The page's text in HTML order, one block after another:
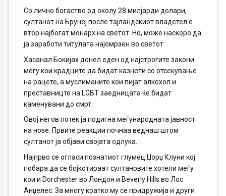
Со лично богаство од околу 28 милјарди долари,
султанот на Брунеј после тајландскиот владетел е
втор најбогат монарх на светот. Но, може наскоро да
ја заработи титулата најомрзен во светот.
Хасанал Бокијах донел еден од најстрогите закони
мегу кои крадците да бидат казнети со отсекување
на рацете, а муслиманите кои пијат алкохол и
преставницте на LGBT заедницата ќе бидат
каменувани до смрт.
Овој негов потек ја подигна меѓународната јавност
на нозе. Првите реакции почнаа веднаш штом
султанот ја објави својата одлука.
Најпрво се огласи познатиот глумец Џорџ Клуни кој
побара да се бојкотираат султановите хотели меѓу
кои и Dorchester во Лондон и Beverly Hills во Лос
Анџелес. За многу кратко му се придружија и други